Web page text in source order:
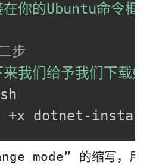
在你的Ubuntu命令框
步
来我们给予我们下载好
+x dotnet-
mode” 的缩写，用于